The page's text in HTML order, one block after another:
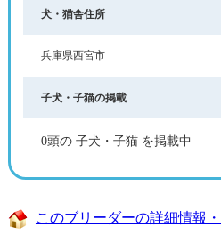
犬・猫舎住所
兵庫県西宮市
子犬・子猫の掲載
0頭の 子犬・子猫 を掲載中
このブリーダーの詳細情報